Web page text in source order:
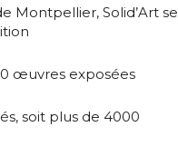
Montpellier, Solid’Art se
œuvres exposées
soit plus de 4000